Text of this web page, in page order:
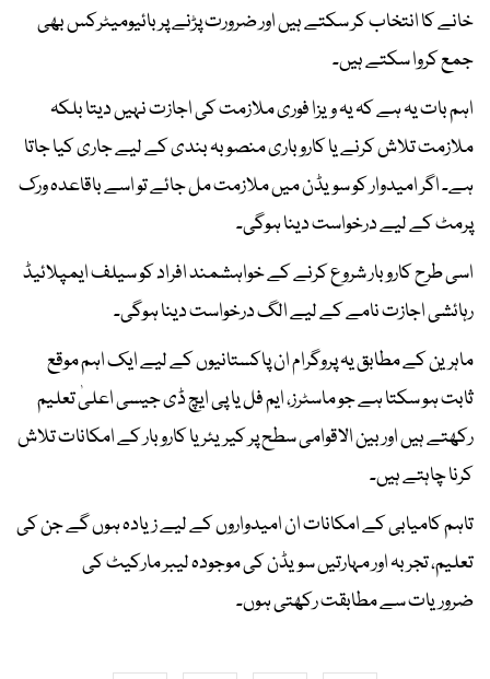
خانے کا انتخاب کر سکتے ہیں اور ضرورت پڑنے پر بائیومیٹرکس بھی
جمع کروا سکتے ہیں۔
اہم بات یہ ہے کہ یہ ویزا فوری ملازمت کی اجازت نہیں دیتا بلکہ
ملازمت تلاش کرنے یا کاروباری منصوبہ بندی کے لیے جاری کیا جاتا
ہے۔ اگر امیدوار کو سویڈن میں ملازمت مل جائے تو اسے باقاعدہ ورک
پرمٹ کے لیے درخواست دینا ہوگی۔
اسی طرح کاروبار شروع کرنے کے خواہشمند افراد کو سیلف ایمپلائیڈ
رہائشی اجازت نامے کے لیے الگ درخواست دینا ہوگی۔
ماہرین کے مطابق یہ پروگرام ان پاکستانیوں کے لیے ایک اہم موقع
ثابت ہو سکتا ہے جو ماسٹرز، ایم فل یا پی ایچ ڈی جیسی اعلیٰ تعلیم
رکھتے ہیں اور بین الاقوامی سطح پر کیریئر یا کاروبار کے امکانات تلاش
کرنا چاہتے ہیں۔
تاہم کامیابی کے امکانات ان امیدواروں کے لیے زیادہ ہوں گے جن کی
تعلیم، تجربہ اور مہارتیں سویڈن کی موجودہ لیبر مارکیٹ کی
ضروریات سے مطابقت رکھتی ہوں۔